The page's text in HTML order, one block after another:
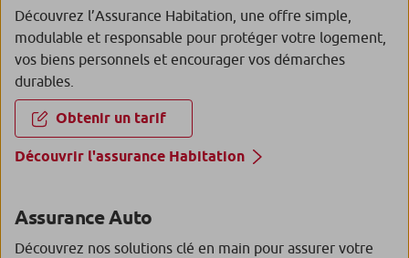
Découvrez l’Assurance Habitation, une offre simple,
modulable et responsable pour protéger votre logement,
vos biens personnels et encourager vos démarches
durables.
Obtenir un tarif
Découvrir l'assurance Habitation
Assurance Auto
Découvrez nos solutions clé en main pour assurer votre